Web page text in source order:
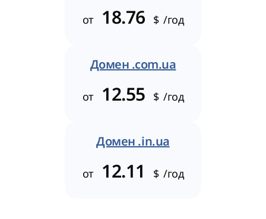
от 18.76 $ /год
Домен .com.ua
от 12.55 $ /год
Домен .in.ua
от 12.11 $ /год